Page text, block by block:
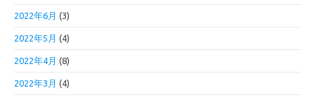
2022年6月 (3)
2022年5月 (4)
2022年4月 (8)
2022年3月 (4)